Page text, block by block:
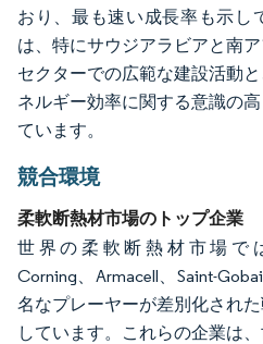
おり、最も速い成長率も示し
は、特にサウジアラビアと南
セクターでの広範な建設活動
ネルギー効率に関する意識の
ています。
競合環境
柔軟断熱材市場のトップ企業
世界の柔軟断熱材市場で
Corning、Armacell、Saint-
名なプレーヤーが差別化され
しています。これらの企業は